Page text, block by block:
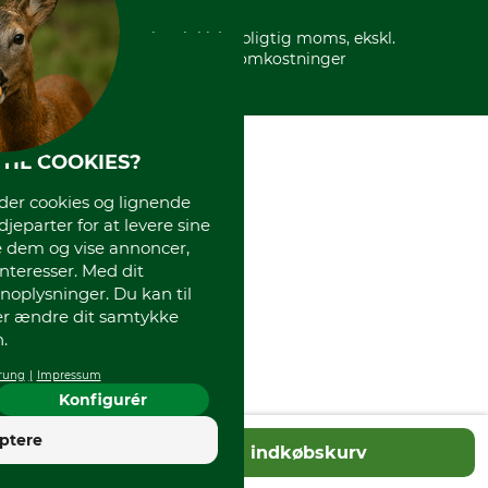
Tilføj til indkøbskurv
* Alle priser inkl. lovpligtig moms, ekskl.
forsendelsesomkostninger
COOKIES?
cookies og lignende
for at levere sine
og vise annoncer,
Med dit
Du kan til
ændre dit samtykke
Impressum
Konfigurér